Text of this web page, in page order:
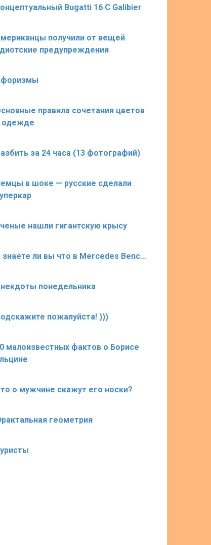
Bugatti 16 C Galibier
получили от вещей
предупреждения
правила сочетания цветов
одежде
за 24 часа (13 фотографий)
в шоке — русские сделали
нашли гигантскую крысу
знаете ли вы что в Mercedes Benc…
понедельника
пожалуйста! )))
малоизвестных фактов о Борисе
о мужчине скажут его носки?
геометрия